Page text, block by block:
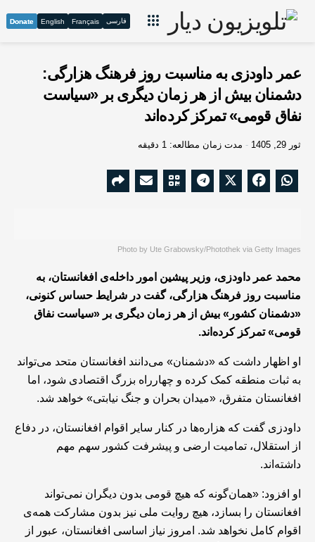
فارسی Français
English
Donate
عمر داودزی به مناسبت روز فرهنگ هزارگی:
دشمنان بیش از هر زمان دیگری بر «سیاست
نفاق قومی» تمرکز کرده‌اند
ثور 29, 1405 مدت زمان مطالعه: 1 دقیقه
Photo by Ute Grabowsky/Photothek via Getty Images
محمد عمر داودزی، وزیر پیشین امور داخله‌ی افغانستان، به
مناسبت روز فرهنگ هزارگی، گفت در شرایط حساس کنونی،
«دشمنان کشور» بیش از هر زمان دیگری بر «سیاست نفاق
قومی» تمرکز کرده‌اند.
او اظهار داشت که «دشمنان» می‌دانند افغانستان متحد می‌تواند
به ثبات منطقه کمک کرده و چهارراه بزرگ اقتصادی شود، اما
افغانستان متفرق، «میدان بحران و جنگ نیابتی» خواهد شد.
داودزی گفت که هزاره‌ها در کنار سایر اقوام افغانستان، در دفاع
از استقلال، تمامیت ارضی و پیشرفت کشور سهم مهم
داشته‌اند.
او افزود: «همان‌گونه که هیچ قومی بدون دیگران نمی‌تواند
افغانستان را بسازد، هیچ روایت ملی نیز بدون مشارکت همه‌ی
اقوام کامل نخواهد شد. امروز نیاز اساسی افغانستان، عبور از